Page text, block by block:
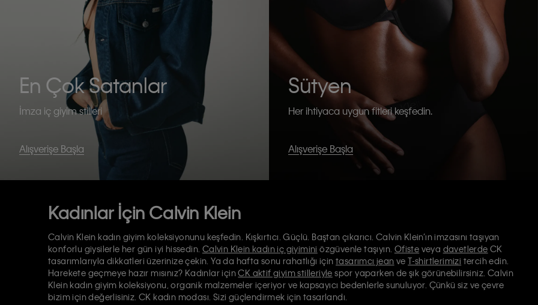
En Çok Satanlar
İmza iç giyim stilleri
Alışverişe Başla
Sütyen
Her ihtiyaca uygun fitleri keşfedin.
Alışverişe Başla
Kadınlar İçin Calvin Klein
Calvin Klein kadın giyim koleksiyonunu keşfedin. Kışkırtıcı. Güçlü. Baştan çıkarıcı. Calvin Klein’ın imzasını taşıyan
konforlu giysilerle her gün iyi hissedin. Calvin Klein kadın iç giyimini özgüvenle taşıyın. Ofiste veya davetlerde CK
tasarımlarıyla dikkatleri üzerinize çekin. Ya da hafta sonu rahatlığı için tasarımcı jean veT-shirtlerimizi tercih edin.
Harekete geçmeye hazır mısınız? Kadınlar içinCK aktif giyim stilleriyle spor yaparken de şık görünebilirsiniz. Calvin
Klein kadın giyim koleksiyonu, organik malzemeler içeriyor ve kapsayıcı bedenlerle sunuluyor. Çünkü siz ve çevre
bizim için değerlisiniz. CK kadın modası. Sizi güçlendirmek için tasarlandı.